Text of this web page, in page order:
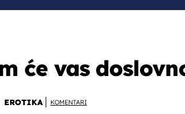
će vas
EROTIKA KOMENTARI